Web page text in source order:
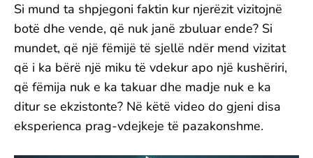
Si mund ta shpjegoni faktin kur njerëzit vizitojnë
botë dhe vende, që nuk janë zbuluar ende? Si
mundet, që një fëmijë të sjellë ndër mend vizitat
që i ka bërë një miku të vdekur apo një kushëriri,
që fëmija nuk e ka takuar dhe madje nuk e ka
ditur se ekzistonte? Në këtë video do gjeni disa
eksperienca prag-vdejkeje të pazakonshme.